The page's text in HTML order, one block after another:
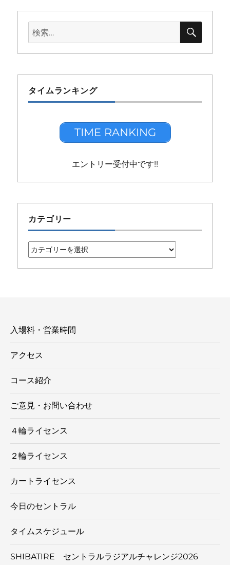
検
索:
検
タイムランキング
TIME RANKING
エントリー受付中です!!
カテゴリー
カ
テ
ゴ
入場料・営業時間
アクセス
コース紹介
ご意見・お問い合わせ
４輪ライセンス
２輪ライセンス
カートライセンス
今日のセントラル
タイムスケジュール
SHIBATIRE セントラルラジアルチャレンジ2026